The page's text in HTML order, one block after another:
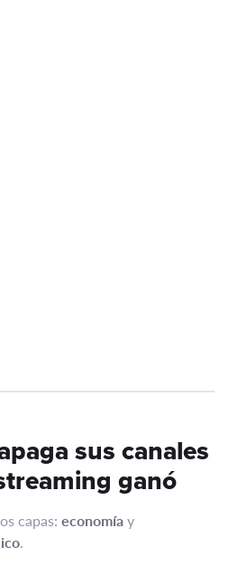
sus canales
ganó
capas: economíay
.